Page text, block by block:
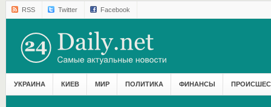
RSS Twitter Facebook
УКРАИНА КИЕВ МИР ПОЛИТИКА ФИНАНСЫ